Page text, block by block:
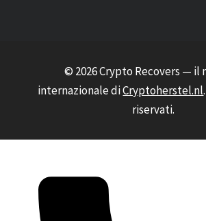
© 2026 Crypto Recovers — il
internazionale diCryptoherstel.nl
riservati.